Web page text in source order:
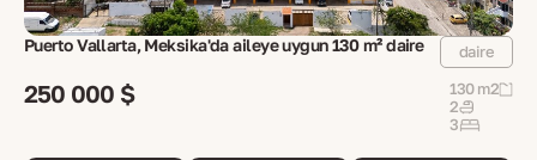
Puerto Vallarta, Meksika'da aileye uygun 130 m² daire daire
250 000 $
130 m2
2
3